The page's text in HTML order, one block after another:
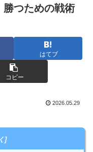
勝つための戦術
はてブ
コピー
2026.05.29